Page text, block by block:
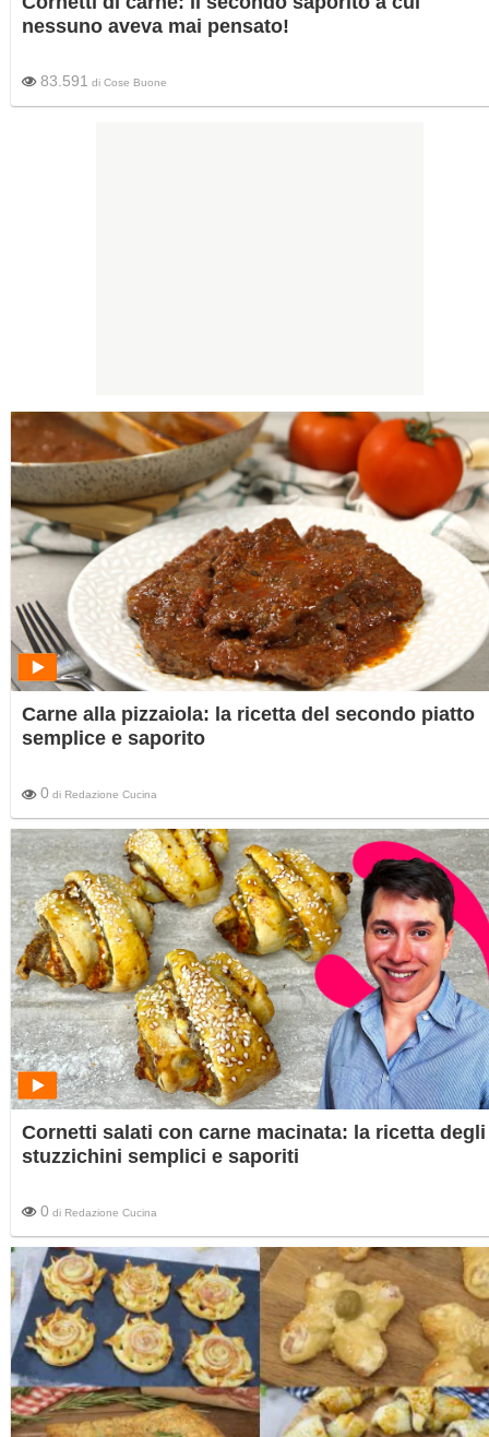
nessuno aveva mai pensato!
83.591 di Cose Buone
Carne alla pizzaiola: la ricetta del secondo piatto
semplice e saporito
0 di Redazione Cucina
Cornetti salati con carne macinata: la ricetta degli
stuzzichini semplici e saporiti
0 di Redazione Cucina